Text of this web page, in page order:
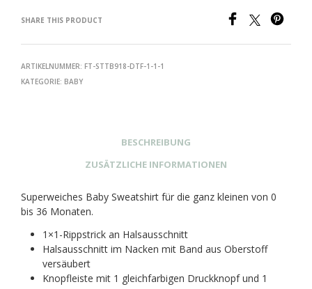
SHARE THIS PRODUCT
ARTIKELNUMMER: FT-STTB918-DTF-1-1-1
KATEGORIE: BABY
BESCHREIBUNG
ZUSÄTZLICHE INFORMATIONEN
Superweiches Baby Sweatshirt für die ganz kleinen von 0
bis 36 Monaten.
1×1-Rippstrick an Halsausschnitt
Halsausschnitt im Nacken mit Band aus Oberstoff
versäubert
Knopfleiste mit 1 gleichfarbigen Druckknopf und 1